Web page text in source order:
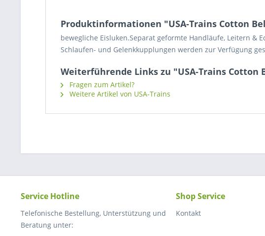
Produktinformationen "USA-Trains Cotton
bewegliche Eisluken.Separat geformte Handläufe, Leitern &
Schlaufen- und Gelenkkupplungen werden zur Verfügung
Weiterführende Links zu "USA-Trains Cotton
Fragen zum Artikel?
Weitere Artikel von USA-Trains
Service Hotline
Telefonische Bestellung, Unterstützung und
Beratung unter:
Shop Service
Kontakt